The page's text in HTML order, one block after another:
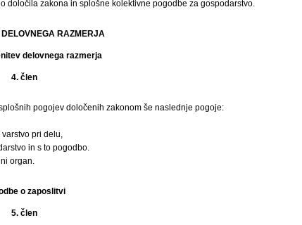
določila zakona in splošne kolektivne pogodbe za gospodarstvo.
RAZMERJA
delovnega razmerja
4. člen
pogojev določenih zakonom še naslednje pogoje:
pri delu,
in s to pogodbo.
organ.
o zaposlitvi
5. člen